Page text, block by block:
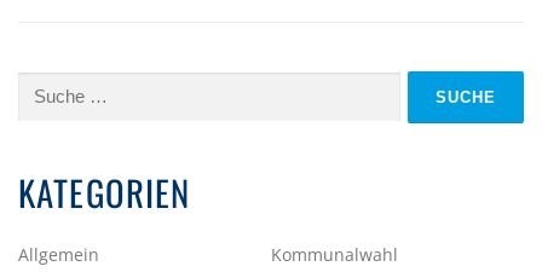
Suche
KATEGORIEN
Allgemein Kommunalwahl